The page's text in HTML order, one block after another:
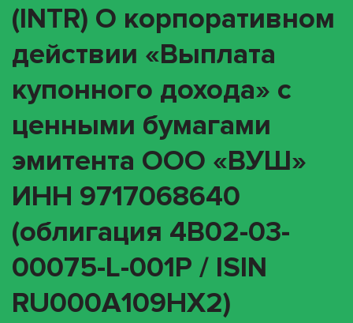
(INTR) О корпоративном
действии «Выплата
купонного дохода» с
ценными бумагами
эмитента ООО «ВУШ»
ИНН 9717068640
(облигация 4B02-03-
00075-L-001P / ISIN
RU000A109HX2)